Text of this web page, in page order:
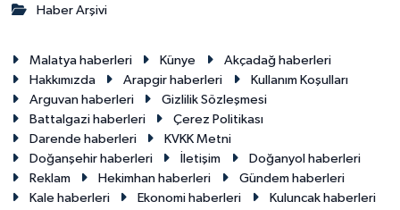
Haber Arşivi
Malatya haberleri Künye
Akçadağ haberleri
Hakkımızda
Arapgir haberleri
Kullanım Koşulları
Arguvan haberleri
Gizlilik Sözleşmesi
Battalgazi haberleri
Çerez Politikası
Darende haberleri
KVKK Metni
Doğanşehir haberleri
İletişim
Doğanyol haberleri
Reklam
Hekimhan haberleri
Gündem haberleri
Kale haberleri
Ekonomi haberleri
Kuluncak haberleri